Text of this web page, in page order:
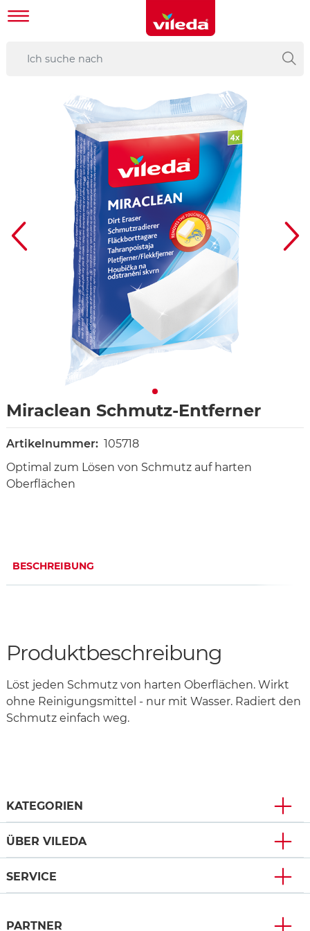
Miraclean Schmutz-Entferner
Artikelnummer: 105718
Optimal zum Lösen von Schmutz auf harten
Oberflächen
BESCHREIBUNG
Produktbeschreibung
Löst jeden Schmutz von harten Oberflächen. Wirkt
ohne Reinigungsmittel - nur mit Wasser. Radiert den
Schmutz einfach weg.
KATEGORIEN
ÜBER VILEDA
SERVICE
PARTNER